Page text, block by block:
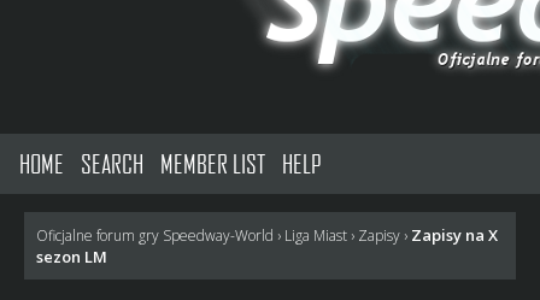
HOME SEARCH MEMBER LIST HELP
Oficjalne forum gry Speedway-World › Liga Miast› Zapisy › Zapisy na X
sezon LM